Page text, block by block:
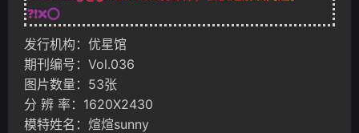
❓❗❌⭕
发行机构：优星馆
期刊编号：Vol.036
图片数量：53张
分 辨 率：1620X2430
模特姓名：煊煊sunny